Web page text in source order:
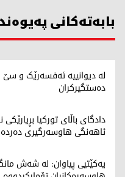
بابەتەکانی
لە دیوانییە ئەفسەرێک و
دەستگیرکران
دادگای باڵای تورکیا
ئاهەنگی هاوسەرگیری